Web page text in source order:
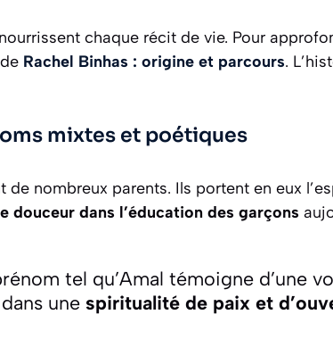
chaque récit de vie. Pour
Rachel Binhas : origine et parcours.
mixtes et poétiques
de nombreux parents. Ils portent en eux
douceur dans l’éducation des garçons
tel qu’Amal témoigne d’une
une spiritualité de paix et